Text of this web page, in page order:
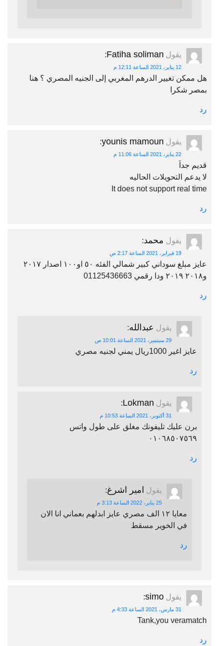
يقول Fatiha soliman
:
12 يناير، 2021 الساعة 12:11 م
هل ممكن تغيير الدرهم المغربي إلى الجنيه المصري ؟ هنا
بمصر شكرا
رد
يقول younis mamoun
:
22 يناير، 2021 الساعة 11:06 م
قديم جداَ
لا يدعم التحويلات الحاليه
It does not support real time
رد
يقول محمد:
19 فبراير، 2021 الساعة 2:17 ص
عايز مبلغ سوداني كبير شمالي الفئه ٥٠ او١٠٠ اصدار ٢٠١٧
و٢٠١٨ ٢٠١٩ ودا رقمي 01125436663
رد
يقول عبدالله:
29 سبتمبر، 2021 الساعة 10:01 ص
عايز اغير 1000ريال يمني لجنيه مصري
رد
يقول Lokman
:
31 أكتوبر، 2021 الساعة 10:53 م
برن عليك تليفونك مغلق على طول واتس
٠١٠٦٨٥٠٧٥٦٩
رد
يقول امير اشرغ:
25 يناير، 2022 الساعة 3:13 م
معايا ١٢ الف مصري عايز ابدلهم بعماني انا الان
في الخوير مسقط
رد
يقول simo
:
31 مارس، 2021 الساعة 4:33 م
Tank,you veramatch
رد